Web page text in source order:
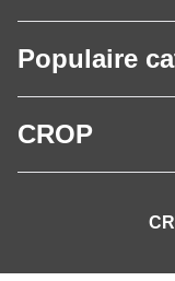
Populaire
CROP